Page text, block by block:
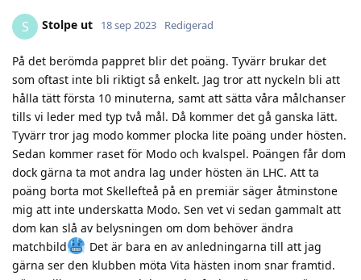
S Stolpe ut 18 sep 2023 Redigerad
På det berömda pappret blir det poäng. Tyvärr brukar det
som oftast inte bli riktigt så enkelt. Jag tror att nyckeln bli att
hålla tätt första 10 minuterna, samt att sätta våra målchanser
tills vi leder med typ två mål. Då kommer det gå ganska lätt.
Tyvärr tror jag modo kommer plocka lite poäng under hösten.
Sedan kommer raset för Modo och kvalspel. Poängen får dom
dock gärna ta mot andra lag under hösten än LHC. Att ta
poäng borta mot Skellefteå på en premiär säger åtminstone
mig att inte underskatta Modo. Sen vet vi sedan gammalt att
dom kan slå av belysningen om dom behöver ändra
matchbild
Det är bara en av anledningarna till att jag
gärna ser den klubben möta Vita hästen inom snar framtid.